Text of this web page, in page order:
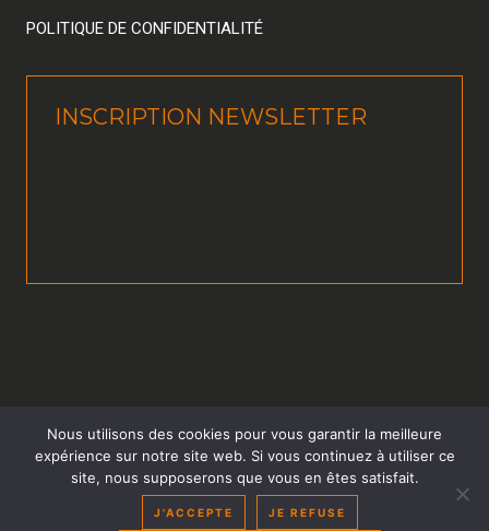
POLITIQUE DE CONFIDENTIALITÉ
INSCRIPTION NEWSLETTER
Axxo Équipement 2026 © - Tous droits réservés.
Site réalisé par
WPCréations
Nous utilisons des cookies pour vous garantir la meilleure
expérience sur notre site web. Si vous continuez à utiliser ce
site, nous supposerons que vous en êtes satisfait.
J'ACCEPTE JE REFUSE